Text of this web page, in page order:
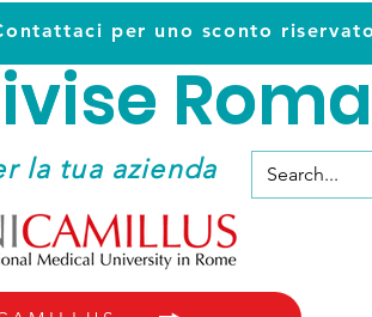
per uno sconto
ivise
la tua azienda
ivise